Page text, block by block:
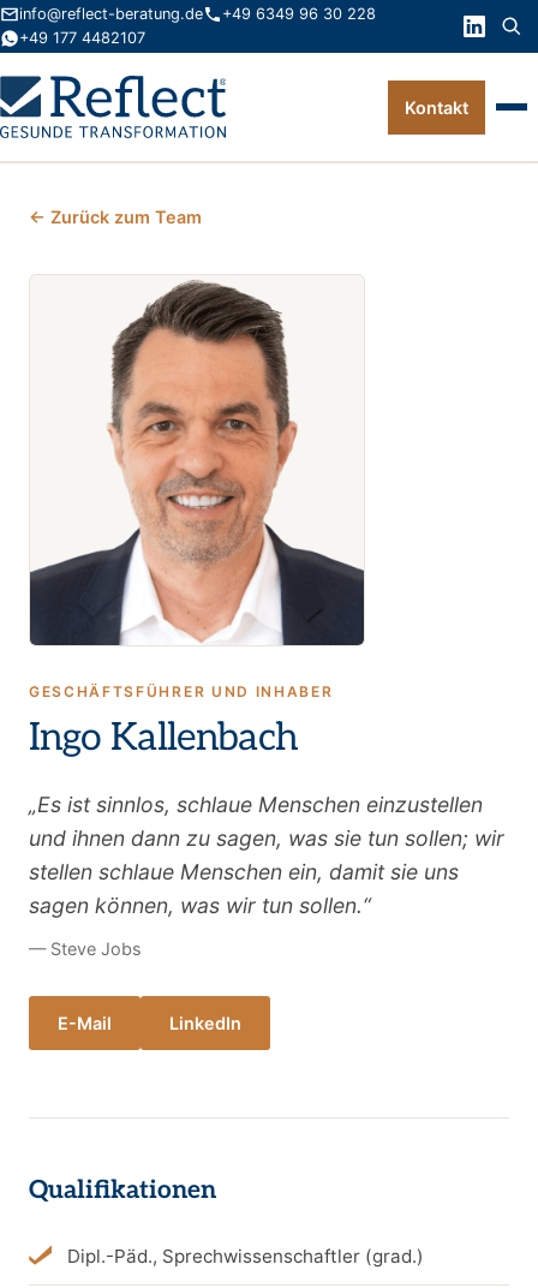
info@reflect-beratung.de
+49 6349 96 30 228
+49 177 4482107
Über uns
Kontakt
← Zurück zum Team
GESCHÄFTSFÜHRER UND INHABER
Ingo Kallenbach
„Es ist sinnlos, schlaue Menschen einzustellen
und ihnen dann zu sagen, was sie tun sollen; wir
stellen schlaue Menschen ein, damit sie uns
sagen können, was wir tun sollen.“
— Steve Jobs
E-Mail LinkedIn
Qualifikationen
Dipl.-Päd., Sprechwissenschaftler (grad.)